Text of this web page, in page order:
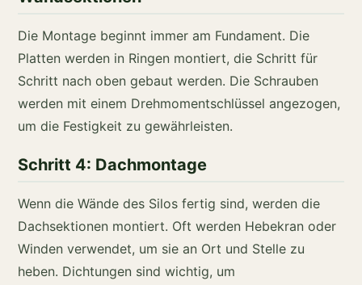
Die Montage beginnt immer am Fundament. Die
Platten werden in Ringen montiert, die Schritt für
Schritt nach oben gebaut werden. Die Schrauben
werden mit einem Drehmomentschlüssel angezogen,
um die Festigkeit zu gewährleisten.
Schritt 4: Dachmontage
Wenn die Wände des Silos fertig sind, werden die
Dachsektionen montiert. Oft werden Hebekran oder
Winden verwendet, um sie an Ort und Stelle zu
heben. Dichtungen sind wichtig, um